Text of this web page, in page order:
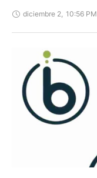
diciembre 2 10:56 PM